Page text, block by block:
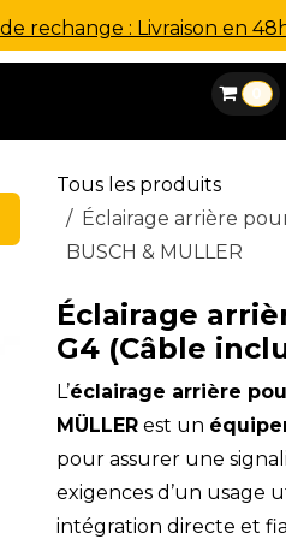
rechange : Livraison en
0
Tous les produits
Éclairage arrière
BUSCH & MULLER
Éclairage
G4 (Câble
L’éclairage arrière
MÜLLER est un
pour assurer une
exigences d’un usage
intégration directe et